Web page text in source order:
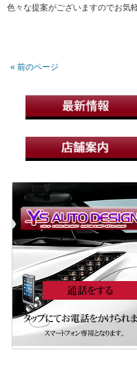
色々な提案がございますのでお気
« 前のページ